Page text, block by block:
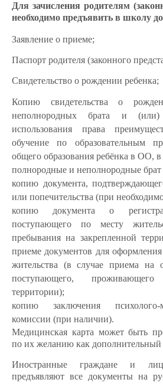
Для зачисления родителям
необходимо предъявить в школу
Заявление о приеме;
Паспорт родителя (законного
Свидетельство о рождении ребенка;
Копию свидетельства о
неполнородных брата и
использования права
обучение по образовательным
общего образования ребёнка в ОО, в
полнородные и неполнородные брат
копию документа,
или попечительства (при
копию документа о
поступающего по месту
пребывания на закрепленной
приеме документов для
жительства (в случае приема на
поступающего,
территории);
копию заключения психолого-
комиссии (при наличии).
Медицинская карта может быть
по их желанию как дополнительный
Иностранные граждане и
предъявляют все документы на